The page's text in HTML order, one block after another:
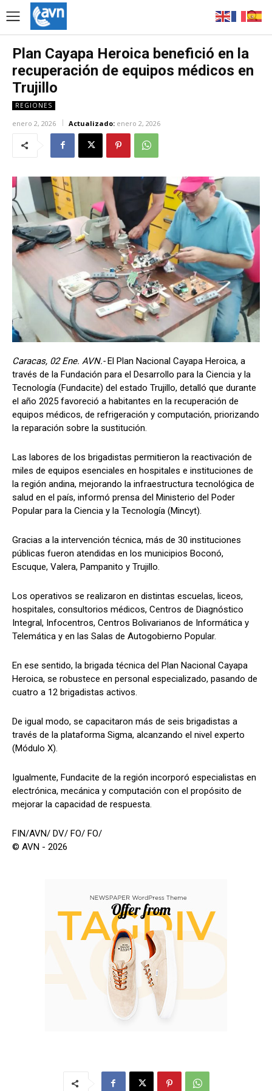
Plan Cayapa Heroica benefició en la
recuperación de equipos médicos en
Trujillo
REGIONES
enero 2, 2026 Actualizado: enero 2, 2026
Caracas, 02 Ene. AVN.-El Plan Nacional Cayapa Heroica, a
través de la Fundación para el Desarrollo para la Ciencia y la
Tecnología (Fundacite) del estado Trujillo, detalló que durante
el año 2025 favoreció a habitantes en la recuperación de
equipos médicos, de refrigeración y computación, priorizando
la reparación sobre la sustitución.
Las labores de los brigadistas permitieron la reactivación de
miles de equipos esenciales en hospitales e instituciones de
la región andina, mejorando la infraestructura tecnológica de
salud en el país, informó prensa del Ministerio del Poder
Popular para la Ciencia y la Tecnología (Mincyt).
Gracias a la intervención técnica, más de 30 instituciones
públicas fueron atendidas en los municipios Boconó,
Escuque, Valera, Pampanito y Trujillo.
Los operativos se realizaron en distintas escuelas, liceos,
hospitales, consultorios médicos, Centros de Diagnóstico
Integral, Infocentros, Centros Bolivarianos de Informática y
Telemática y en las Salas de Autogobierno Popular.
En ese sentido, la brigada técnica del Plan Nacional Cayapa
Heroica, se robustece en personal especializado, pasando de
cuatro a 12 brigadistas activos.
De igual modo, se capacitaron más de seis brigadistas a
través de la plataforma Sigma, alcanzando el nivel experto
(Módulo X).
Igualmente, Fundacite de la región incorporó especialistas en
electrónica, mecánica y computación con el propósito de
mejorar la capacidad de respuesta.
FIN/AVN/ DV/ FO/ FO/
© AVN - 2026